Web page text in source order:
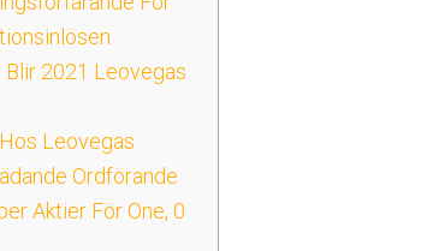
2021 Leovegas
Leovegas
Ordförande
Aktier För One, 0